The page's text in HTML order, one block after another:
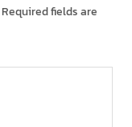
Required fields are